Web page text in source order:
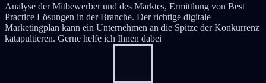
Analyse der Mitbewerber und des Marktes, Ermittlung von Best
Practice Lösungen in der Branche. Der richtige digitale
Marketingplan kann ein Unternehmen an die Spitze der Konkurrenz
katapultieren. Gerne helfe ich Ihnen dabei